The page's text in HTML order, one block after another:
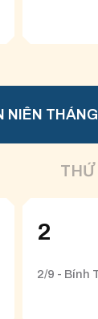
NIÊN
THỨ
2
2/9 - Bính